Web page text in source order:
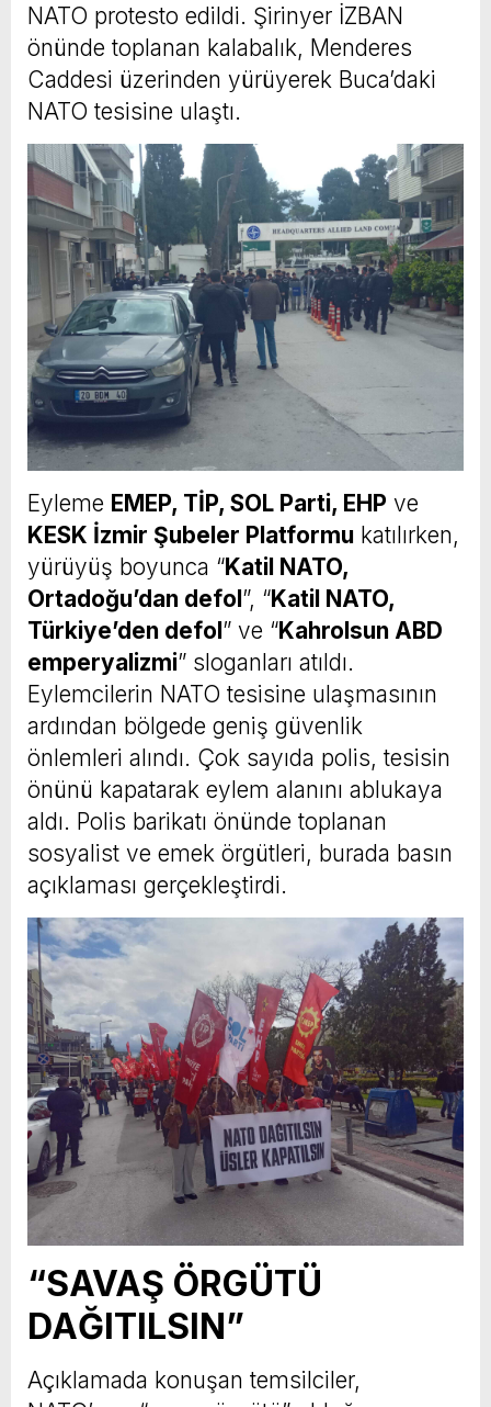
NATO protesto edildi. Şirinyer İZBAN
önünde toplanan kalabalık, Menderes
Caddesi üzerinden yürüyerek Buca’daki
NATO tesisine ulaştı.
Eyleme EMEP, TİP, SOL Parti, EHP ve
KESK İzmir Şubeler Platformu katılırken,
yürüyüş boyunca “Katil NATO,
Ortadoğu’dan defol”, “Katil NATO,
Türkiye’den defol” ve “Kahrolsun ABD
emperyalizmi” sloganları atıldı.
Eylemcilerin NATO tesisine ulaşmasının
ardından bölgede geniş güvenlik
önlemleri alındı. Çok sayıda polis, tesisin
önünü kapatarak eylem alanını ablukaya
aldı. Polis barikatı önünde toplanan
sosyalist ve emek örgütleri, burada basın
açıklaması gerçekleştirdi.
“SAVAŞ ÖRGÜTÜ
DAĞITILSIN”
Açıklamada konuşan temsilciler,